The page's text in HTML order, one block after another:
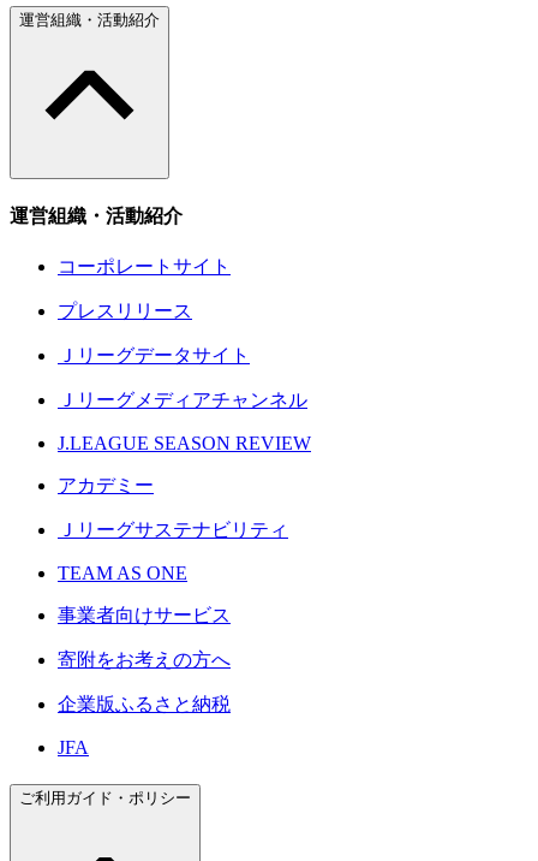
運営組織・活動紹介
運営組織・活動紹介
コーポレートサイト
プレスリリース
Ｊリーグデータサイト
Ｊリーグメディアチャンネル
J.LEAGUE SEASON REVIEW
アカデミー
Ｊリーグサステナビリティ
TEAM AS ONE
事業者向けサービス
寄附をお考えの方へ
企業版ふるさと納税
JFA
ご利用ガイド・ポリシー